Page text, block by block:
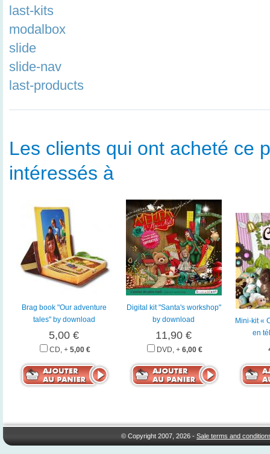
last-kits
modalbox
slide
slide-nav
last-products
Les clients qui ont acheté ce
intéressés à
Brag book "Our adventure
tales" by download
5,00 €
CD, + 5,00 €
Digital kit "Santa's workshop"
by download
11,90 €
DVD, + 6,00 €
Mini-kit «
en
© Copyright 2007, 2026 -Sale terms and